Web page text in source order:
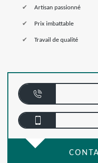
Artisan passionné
Prix imbattable
Travail de qualité